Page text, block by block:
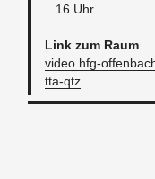
16 Uhr
Link zum Raum
video.​hfg-​
tta-​qtz